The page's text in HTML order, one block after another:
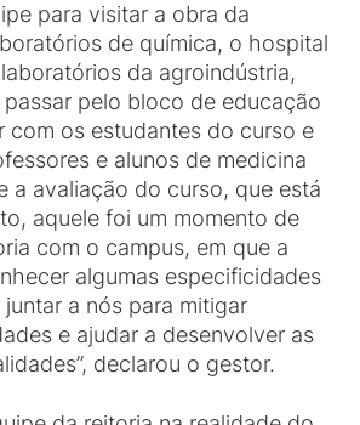
para visitar a obra da
de química, o hospital
da agroindústria,
pelo bloco de educação
com os estudantes do curso e
e alunos de medicina
a avaliação do curso, que está
aquele foi um momento de
com o campus, em que a
algumas especificidades
a nós para mitigar
e ajudar a desenvolver as
declarou o gestor.